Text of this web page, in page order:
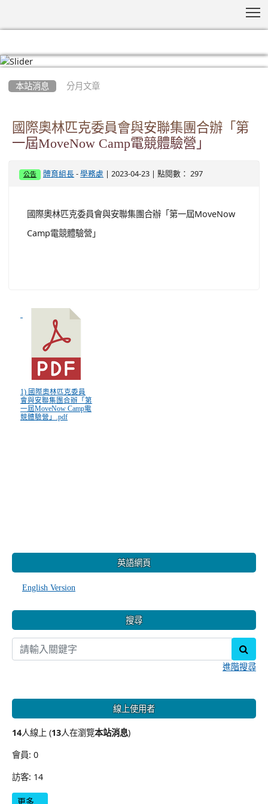
本站消息 分月文章
國際奧林匹克委員會與安聯集團合辦「第
一屆MoveNow Camp電競體驗營」
公告 體育組長 -學務處 | 2023-04-23 | 點閱數： 297
國際奧林匹克委員會與安聯集團合辦「第一屆MoveNow
Camp電競體驗營」
1) 國際奧林匹克委員
會與安聯集團合辦「第
一屆MoveNow Camp電
競體驗營」.pdf
英語網頁
English Version
搜尋
進階搜尋
線上使用者
14人線上 (13人在瀏覽本站消息)
會員: 0
訪客: 14
更多…